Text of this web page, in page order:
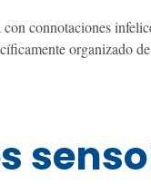
connotaciones
organizado